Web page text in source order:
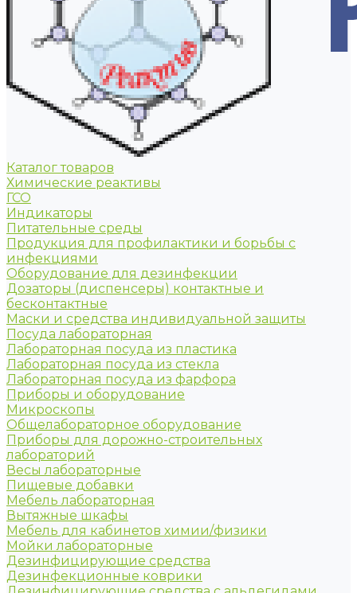
Каталог товаров
Химические реактивы
ГСО
Индикаторы
Питательные среды
Продукция для профилактики и борьбы с
инфекциями
Оборудование для дезинфекции
Дозаторы (диспенсеры) контактные и
бесконтактные
Маски и средства индивидуальной защиты
Посуда лабораторная
Лабораторная посуда из пластика
Лабораторная посуда из стекла
Лабораторная посуда из фарфора
Приборы и оборудование
Микроскопы
Общелабораторное оборудование
Приборы для дорожно-строительных
лабораторий
Весы лабораторные
Пищевые добавки
Мебель лабораторная
Вытяжные шкафы
Мебель для кабинетов химии/физики
Мойки лабораторные
Дезинфицирующие средства
Дезинфекционные коврики